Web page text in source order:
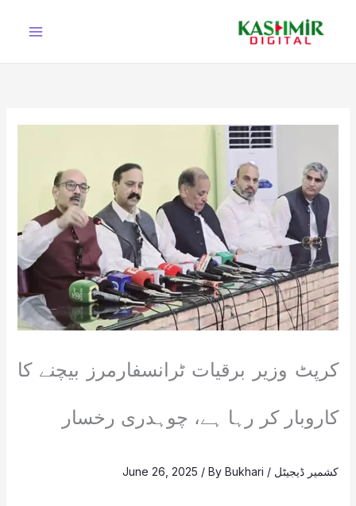
کرپٹ وزیر برقیات ٹرانسفارمرز بیچنے کا
کاروبار کر رہا ہے، چوہدری رخسار
کشمیر ڈیجیٹل /
June 26, 2025 / ByBukhari